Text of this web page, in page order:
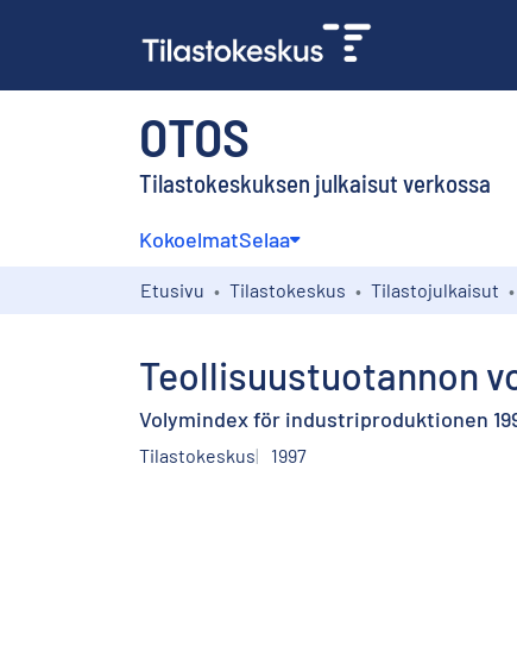
OTOS
Tilastokeskuksen julkaisut verkossa
KokoelmatSelaa
Etusivu Tilastokeskus Tilastojulkaisut
Teollisuustuotannon
Volymindex för industriproduktionen
Tilastokeskus 1997